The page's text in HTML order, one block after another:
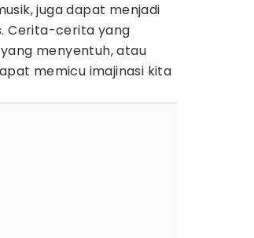
juga dapat menjadi
Cerita-cerita yang
menyentuh, atau
memicu imajinasi kita